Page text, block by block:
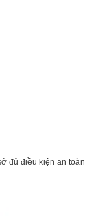
đủ điều kiện an toàn